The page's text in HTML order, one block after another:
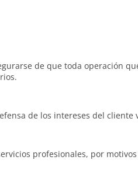
de que toda operación
de los intereses del cliente
profesionales, por